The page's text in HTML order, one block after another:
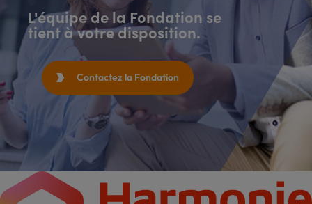
L'équipe de la Fondation se
tient à votre disposition.
 Contactez la Fondation